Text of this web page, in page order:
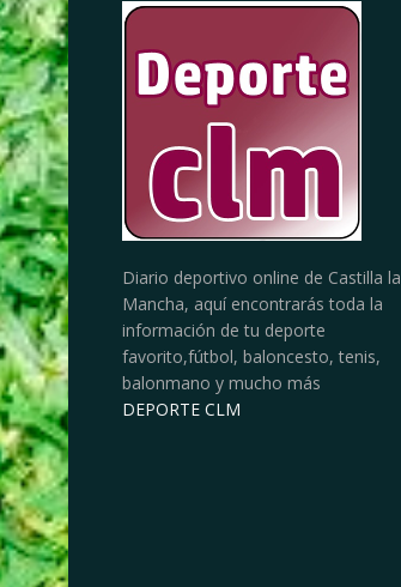
Diario deportivo online de Castilla la
Mancha, aquí encontrarás toda la
información de tu deporte
favorito,fútbol, baloncesto, tenis,
balonmano y mucho más
DEPORTE CLM